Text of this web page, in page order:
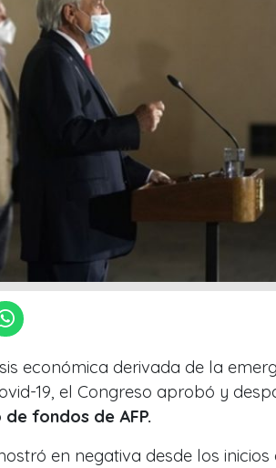
económica derivada de la
19, el Congreso aprobó y
fondos de AFP.
en negativa desde los inicios